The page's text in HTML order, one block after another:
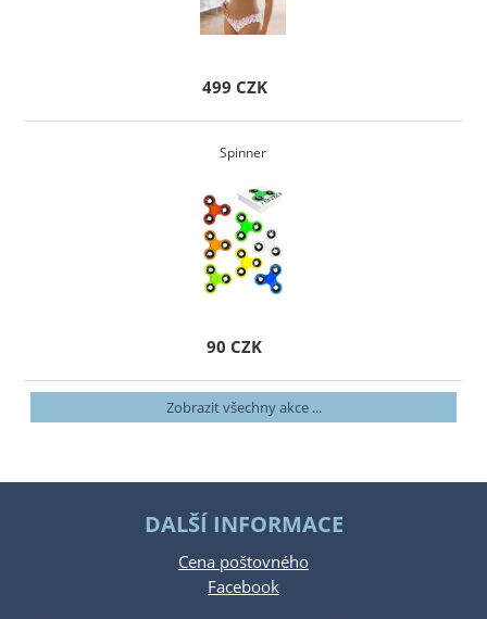
499 CZK
Spinner
90 CZK
Zobrazit všechny akce ...
DALŠÍ INFORMACE
Cena poštovného
Facebook